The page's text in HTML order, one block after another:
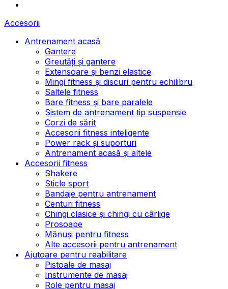
Accesorii
Antrenament acasă
Gantere
Greutăți și gantere
Extensoare și benzi elastice
Mingi fitness și discuri pentru echilibru
Saltele fitness
Bare fitness și bare paralele
Sistem de antrenament tip suspensie
Corzi de sărit
Accesorii fitness inteligente
Power rack și suporturi
Antrenament acasă și altele
Accesorii fitness
Shakere
Sticle sport
Bandaje pentru antrenament
Centuri fitness
Chingi clasice și chingi cu cârlige
Prosoape
Mănuși pentru fitness
Alte accesorii pentru antrenament
Ajutoare pentru reabilitare
Pistoale de masaj
Instrumente de masaj
Role pentru masaj